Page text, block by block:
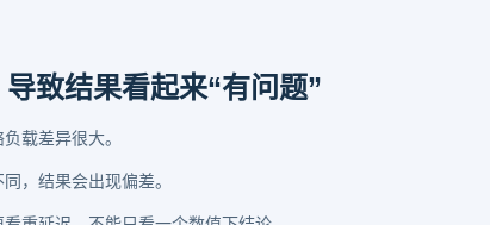
致结果看起来“有问题”
载差异很大。
，结果会出现偏差。